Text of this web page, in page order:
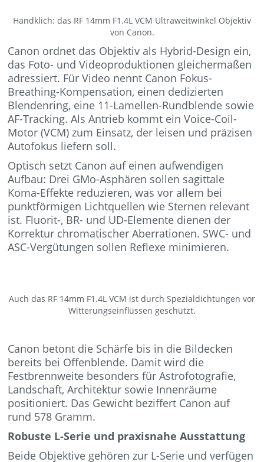
Handklich: das RF 14mm F1.4L VCM Ultraweitwinkel Objektiv
von Canon.
Canon ordnet das Objektiv als Hybrid-Design ein,
das Foto- und Videoproduktionen gleichermaßen
adressiert. Für Video nennt Canon Fokus-
Breathing-Kompensation, einen dedizierten
Blendenring, eine 11-Lamellen-Rundblende sowie
AF-Tracking. Als Antrieb kommt ein Voice-Coil-
Motor (VCM) zum Einsatz, der leisen und präzisen
Autofokus liefern soll.
Optisch setzt Canon auf einen aufwendigen
Aufbau: Drei GMo-Asphären sollen sagittale
Koma-Effekte reduzieren, was vor allem bei
punktförmigen Lichtquellen wie Sternen relevant
ist. Fluorit-, BR- und UD-Elemente dienen der
Korrektur chromatischer Aberrationen. SWC- und
ASC-Vergütungen sollen Reflexe minimieren.
Auch das RF 14mm F1.4L VCM ist durch Spezialdichtungen vor
Witterungseinflüssen geschützt.
Canon betont die Schärfe bis in die Bildecken
bereits bei Offenblende. Damit wird die
Festbrennweite besonders für Astrofotografie,
Landschaft, Architektur sowie Innenräume
positioniert. Das Gewicht beziffert Canon auf
rund 578 Gramm.
Robuste L-Serie und praxisnahe Ausstattung
Beide Objektive gehören zur L-Serie und verfügen